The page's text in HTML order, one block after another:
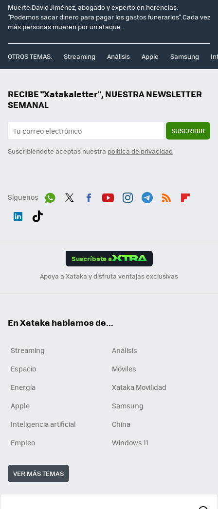
Muerte:David Jiménez, abogado y experto en herencias:
"Podemos sacar dinero para pagar los gastos funerarios".Cada vez
más personas mueren por un ataque...
OTROS TEMAS: Streaming Análisis Apple Samsung
RECIBE "Xatakaletter", NUESTRA NEWSLETTER
SEMANAL
SUSCRIBIR
Suscribiéndote aceptas nuestra política de privacidad
Síguenos
Suscríbete a
Apoya a Xataka y disfruta ventajas exclusivas
En Xataka hablamos de...
Streaming
Análisis
Espacio
Móviles
Energía
Xataka Movilidad
Apple
Samsung
Inteligencia artificial
China
Empleo
Windows 11
VER MÁS TEMAS